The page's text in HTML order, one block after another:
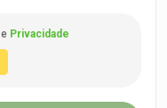
e Privacidade